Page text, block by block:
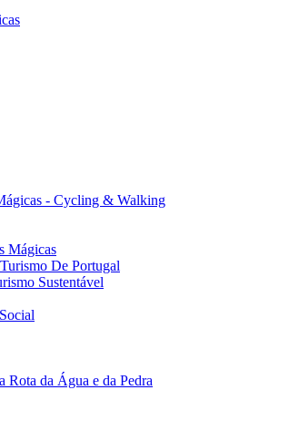
- Cycling & Walking
Mágicas
De Portugal
Sustentável
Rota da Água e da Pedra